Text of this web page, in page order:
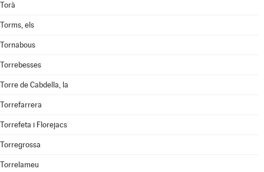
Torà
Torms, els
Tornabous
Torrebesses
Torre de Cabdella, la
Torrefarrera
Torrefeta i Florejacs
Torregrossa
Torrelameu